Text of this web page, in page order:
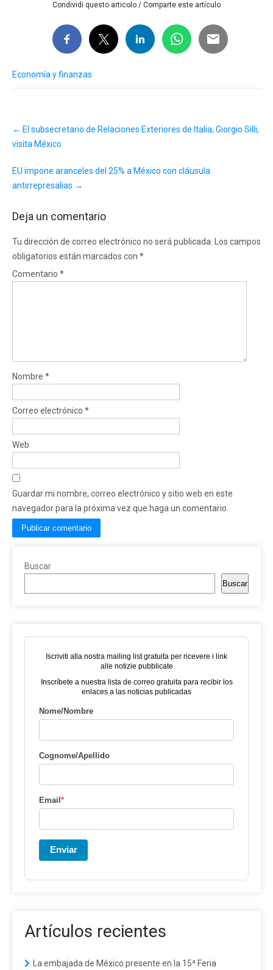
Condividi questo articolo / Comparte este artículo
Economía y finanzas
navigation
← El subsecretario de Relaciones Exteriores de Italia, Giorgio Silli,
visita México
EU impone aranceles del 25% a México con cláusula
antirrepresalias →
Deja un comentario
Tu dirección de correo electrónico no será publicada.
Los campos
obligatorios están marcados con *
Comentario *
Nombre *
Correo electrónico *
Web
Guardar mi nombre, correo electrónico y sitio web en este
navegador para la próxima vez que haga un comentario.
Buscar
Buscar
Iscriviti alla nostra mailing list gratuita per ricevere i link
alle notizie pubblicate
Inscríbete a nuestra lista de correo gratuita para recibir los
enlaces a las noticias publicadas
Nome/Nombre
Cognome/Apellido
Email*
Enviar
Artículos recientes
La embajada de México presente en la 15ª Feria